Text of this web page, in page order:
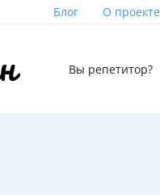
Блог О проекте
Вы репетитор?